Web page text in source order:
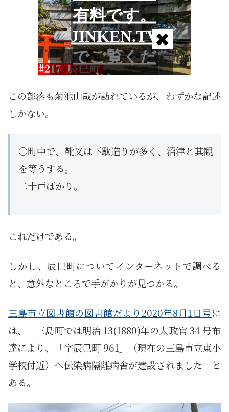
この部落も菊池山哉が訪れているが、わずかな記述
しかない。
○町中で、靴叉は下駄造りが多く、沼津と其観
を等うする。
二十戸ばかり。
これだけである。
しかし、辰巳町についてインターネットで調べる
と、意外なところで手がかりが見つかる。
三島市立図書館の図書館だより2020年8月1日号に
は、「三島町では明治 13(1880)年の太政官 34 号布
達により、「字辰巳町 961」（現在の三島市立東小
学校付近）へ伝染病隔離病舎が建設されました」と
ある。